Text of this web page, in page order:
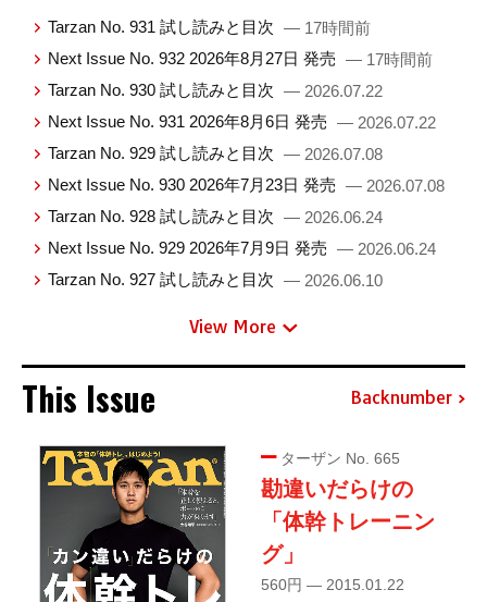
Tarzan No. 931 試し読みと目次 — 17時間前
Next Issue No. 932 2026年8月27日 発売 — 17時間前
Tarzan No. 930 試し読みと目次 — 2026.07.22
Next Issue No. 931 2026年8月6日 発売 — 2026.07.22
Tarzan No. 929 試し読みと目次 — 2026.07.08
Next Issue No. 930 2026年7月23日 発売 — 2026.07.08
Tarzan No. 928 試し読みと目次 — 2026.06.24
Next Issue No. 929 2026年7月9日 発売 — 2026.06.24
Tarzan No. 927 試し読みと目次 — 2026.06.10
View More
This Issue Backnumber
ターザン No. 665
勘違いだらけの
「体幹トレーニン
グ」
560円 — 2015.01.22